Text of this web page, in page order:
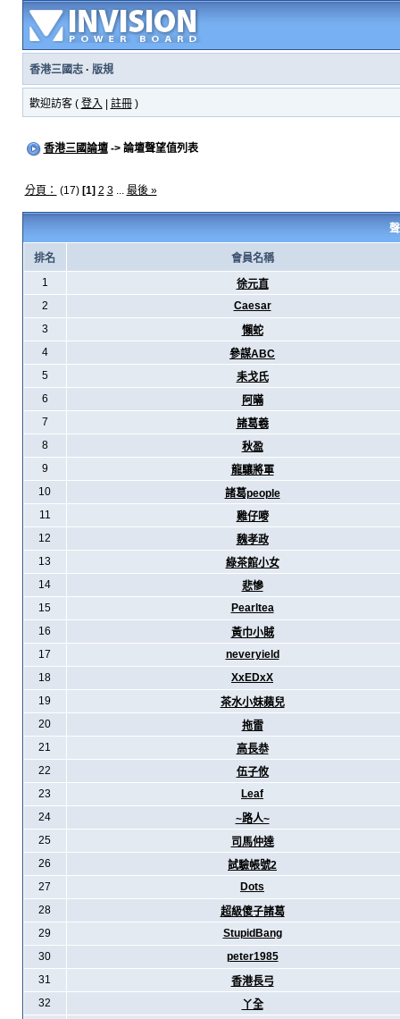
香港三國志· 版規
歡迎訪客 ( 登入 註冊)
香港三國論壇-> 論壇聲望值列表
分頁： (17) [1] 2 3... 最後 »
排名
會員名稱
1
徐元直
2
Caesar
3
懶蛇
4
參謀ABC
5
耒戈氏
6
阿暪
7
諸葛羲
8
秋盈
9
龍驤將軍
10
諸葛people
11
雞仔嘜
12
魏孝政
13
綠茶館小女
14
悲慘
15
Pearltea
16
黃巾小賊
17
neveryield
18
XxEDxX
19
茶水小妹蘋兒
20
拖雷
21
高長恭
22
伍子攸
23
Leaf
24
~路人~
25
司馬仲達
26
試驗帳號2
27
Dots
28
超級傻子諸葛
29
StupidBang
30
peter1985
31
香港長弓
32
丫全